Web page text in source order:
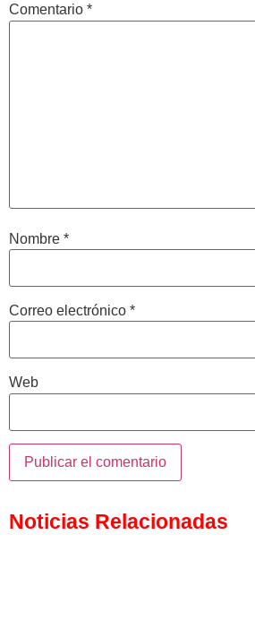
Comentario *
Nombre *
Correo electrónico *
Web
Noticias Relacionadas